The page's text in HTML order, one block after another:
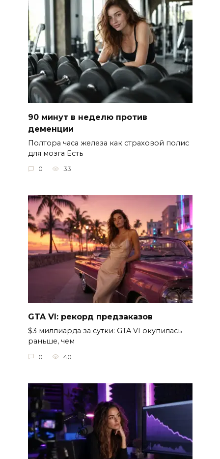
90 минут в неделю против
деменции
Полтора часа железа как страховой полис
для мозга Есть
0 33
GTA VI: рекорд предзаказов
$3 миллиарда за сутки: GTA VI окупилась
раньше, чем
0 40